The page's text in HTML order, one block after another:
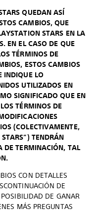
QUEDAN ASÍ
CAMBIOS, QUE
STARS EN LA
EN EL CASO DE QUE
TÉRMINOS DE
ESTOS CAMBIOS
INDIQUE LO
UTILIZADOS EN
SIGNIFICADO QUE EN
TÉRMINOS DE
(COLECTIVAMENTE,
TENDRÁN
DE TERMINACIÓN, TAL
CON DETALLES
DE
DE GANAR
MÁS PREGUNTAS